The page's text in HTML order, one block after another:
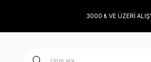
3000 ₺ VE ÜZERİ